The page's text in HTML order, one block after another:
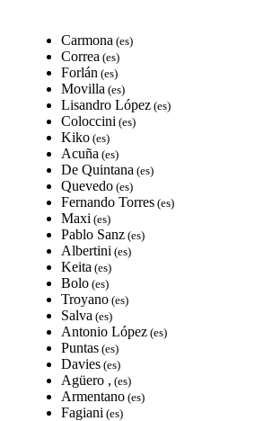
Carmona (es)
Correa (es)
Forlán (es)
Movilla (es)
Lisandro López (es)
Coloccini (es)
Kiko (es)
Acuña (es)
De Quintana (es)
Quevedo (es)
Fernando Torres (es)
Maxi (es)
Pablo Sanz (es)
Albertini (es)
Keita (es)
Bolo (es)
Troyano (es)
Salva (es)
Antonio López (es)
Puntas (es)
Davies (es)
Agüero , (es)
Armentano (es)
Fagiani (es)